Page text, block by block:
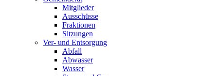
Mitglieder
Ausschüsse
Fraktionen
Sitzungen
Ver- und Entsorgung
Abfall
Abwasser
Wasser